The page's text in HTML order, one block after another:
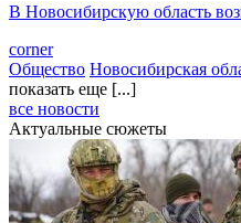
В Новосибирскую область
corner
Общество Новосибирская
показать еще [...]
все новости
Актуальные сюжеты